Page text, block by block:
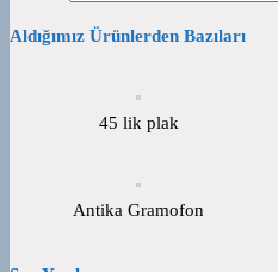
Aldığımız Ürünlerden Bazıları
45 lik plak
Antika Gramofon